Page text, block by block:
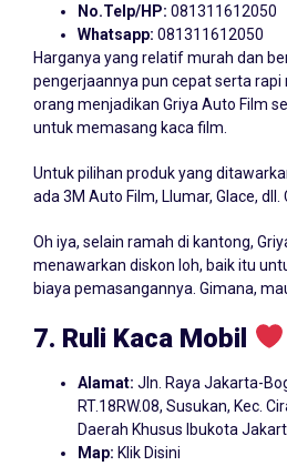
No.Telp/HP: 081311612050
Whatsapp: 081311612050
Harganya yang relatif murah dan
pengerjaannya pun cepat serta rapi
orang menjadikan Griya Auto Film
untuk memasang kaca film.
Untuk pilihan produk yang
ada 3M Auto Film, Llumar, Glace,
Oh iya, selain ramah di kantong,
menawarkan diskon loh, baik itu
biaya pemasangannya. Gimana,
7. Ruli Kaca Mobil
Alamat: Jln. Raya Jakarta-
RT.18RW.08, Susukan, Kec.
Daerah Khusus Ibukota
Map: Klik Disini